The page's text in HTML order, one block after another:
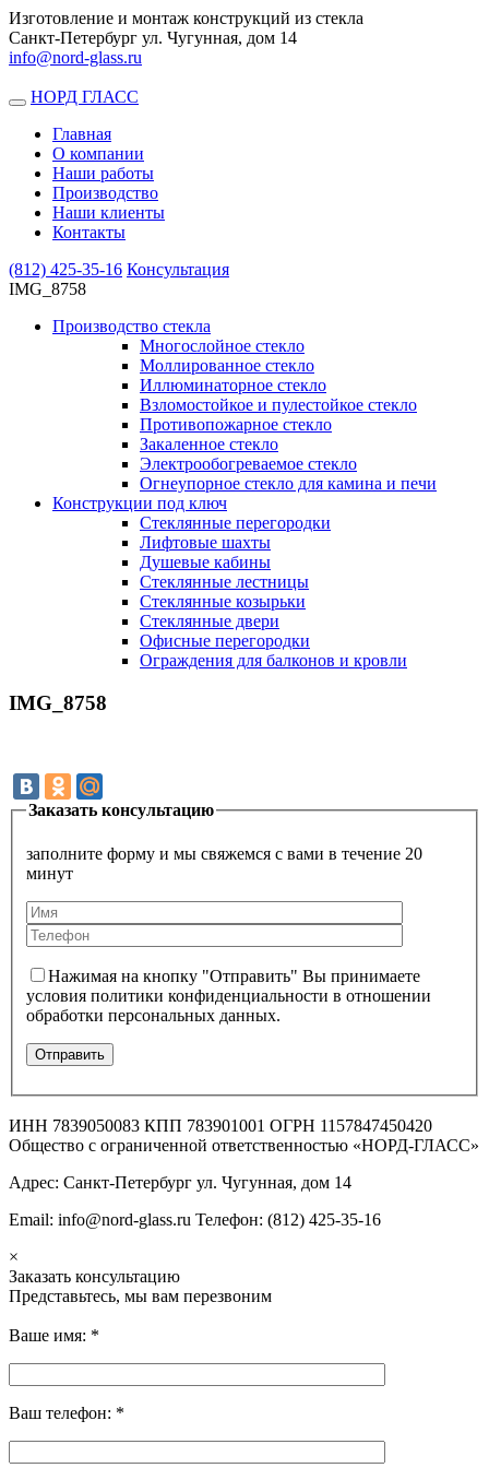
Изготовление и монтаж конструкций из стекла
Санкт-Петербург ул. Чугунная, дом 14
info@nord-glass.ru
Toggle
navigation
НОРД ГЛАСС
Главная
О компании
Наши работы
Производство
Наши клиенты
Контакты
(812) 425-35-16 Консультация
IMG_8758
Производство стекла
Многослойное стекло
Моллированное стекло
Иллюминаторное стекло
Взломостойкое и пулестойкое стекло
Противопожарное стекло
Закаленное стекло
Электрообогреваемое стекло
Огнеупорное стекло для камина и печи
Конструкции под ключ
Стеклянные перегородки
Лифтовые шахты
Душевые кабины
Cтеклянные лестницы
Cтеклянные козырьки
Cтеклянные двери
Офисные перегородки
Ограждения для балконов и кровли
IMG_8758
Заказать консультацию
заполните форму и мы свяжемся с вами в течение 20
минут
Нажимая на кнопку "Отправить" Вы принимаете
условия политики конфиденциальности в отношении
обработки персональных данных.
ИНН 7839050083 КПП 783901001 ОГРН 1157847450420
Общество с ограниченной ответственностью «НОРД-ГЛАСС»
Адрес: Санкт-Петербург ул. Чугунная, дом 14
Email: info@nord-glass.ru Телефон: (812) 425-35-16
×
Заказать консультацию
Представьтесь, мы вам перезвоним
Ваше имя: *
Ваш телефон: *